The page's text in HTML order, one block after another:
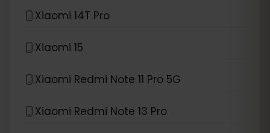
Xiaomi 14T Pro
Xiaomi 15
Xiaomi Redmi Note 11 Pro 5G
Xiaomi Redmi Note 13 Pro